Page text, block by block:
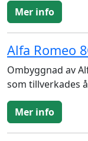
Mer info
Alfa Romeo
Ombyggnad av
som tillverkades
Mer info